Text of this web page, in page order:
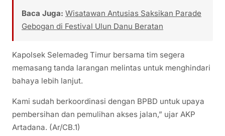
Baca Juga: Wisatawan Antusias Saksikan Parade
Gebogan di Festival Ulun Danu Beratan
Kapolsek Selemadeg Timur bersama tim segera
memasang tanda larangan melintas untuk menghindari
bahaya lebih lanjut.
Kami sudah berkoordinasi dengan BPBD untuk upaya
pembersihan dan pemulihan akses jalan,” ujar AKP
Artadana. (Ar/CB.1)